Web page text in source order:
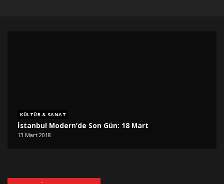
KÜLTÜR & SANAT
İstanbul Modern’de Son Gün: 18 Mart
13 Mart 2018